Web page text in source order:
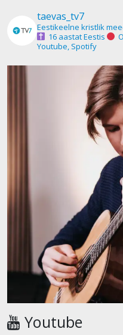
taevas_tv7
Eestikeelne kristlik
16 aastat Eestis
Youtube, Spotify
Youtube